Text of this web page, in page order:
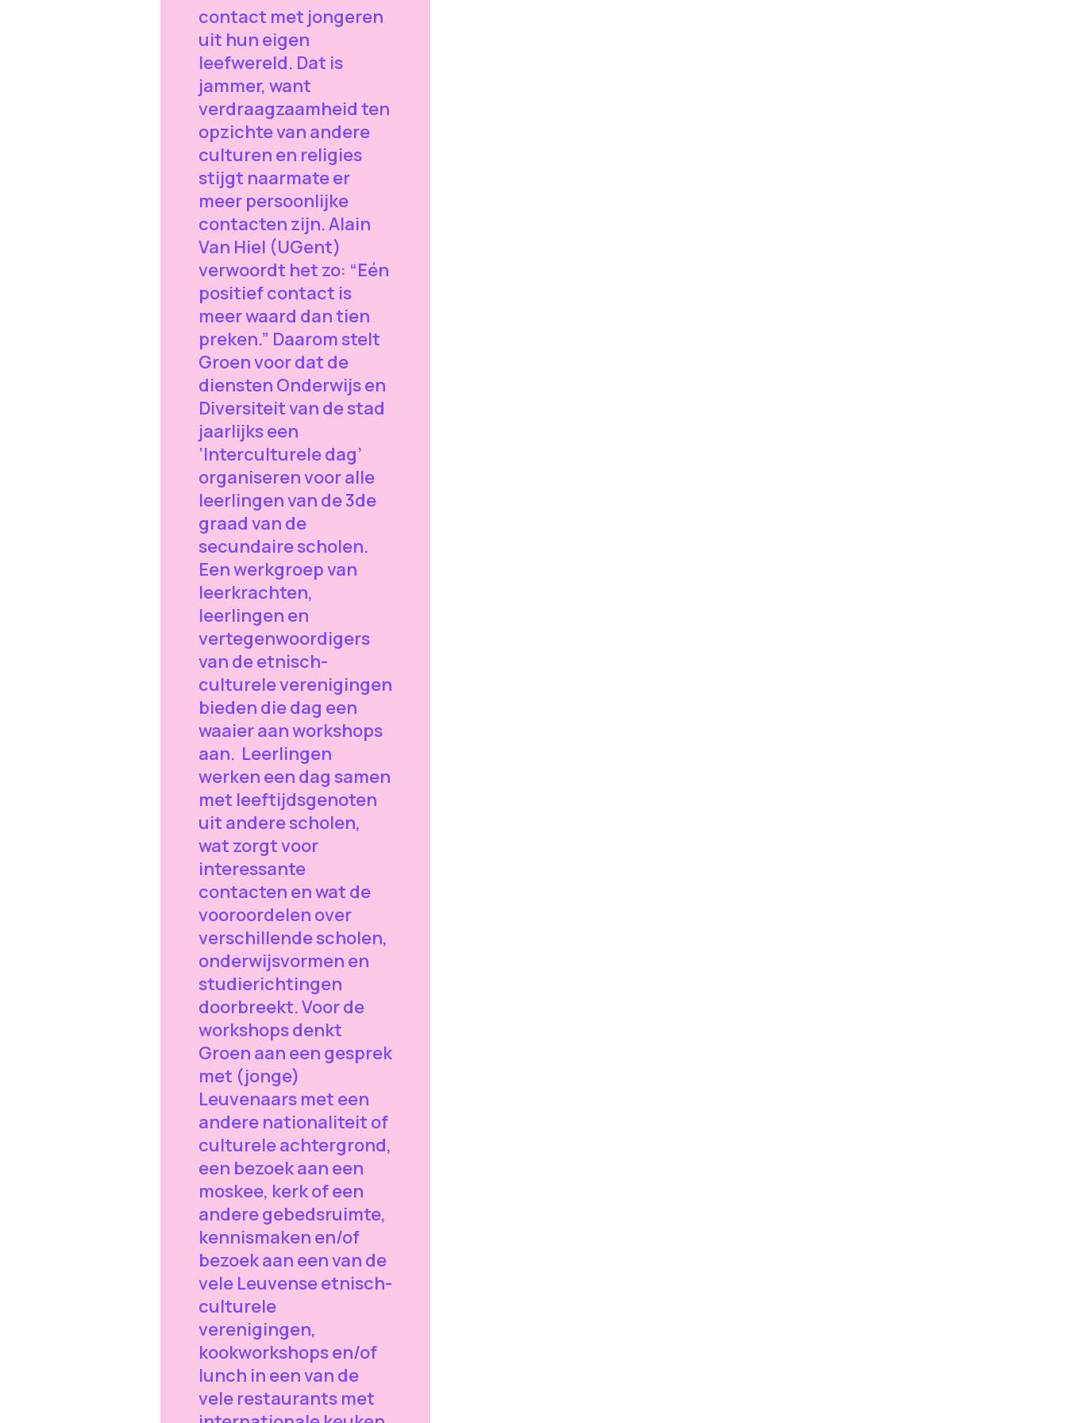
contact met jongeren
uit hun eigen
leefwereld. Dat is
jammer, want
verdraagzaamheid ten
opzichte van andere
culturen en religies
stijgt naarmate er
meer persoonlijke
contacten zijn. Alain
Van Hiel (UGent)
verwoordt het zo: “Eén
positief contact is
meer waard dan tien
preken.” Daarom stelt
Groen voor dat de
diensten Onderwijs en
Diversiteit van de stad
jaarlijks een
‘Interculturele dag’
organiseren voor alle
leerlingen van de 3de
graad van de
secundaire scholen.
Een werkgroep van
leerkrachten,
leerlingen en
vertegenwoordigers
van de etnisch-
culturele verenigingen
bieden die dag een
waaier aan workshops
aan. Leerlingen
werken een dag samen
met leeftijdsgenoten
uit andere scholen,
wat zorgt voor
interessante
contacten en wat de
vooroordelen over
verschillende scholen,
onderwijsvormen en
studierichtingen
doorbreekt. Voor de
workshops denkt
Groen aan een gesprek
met (jonge)
Leuvenaars met een
andere nationaliteit of
culturele achtergrond,
een bezoek aan een
moskee, kerk of een
andere gebedsruimte,
kennismaken en/of
bezoek aan een van de
vele Leuvense etnisch-
culturele
verenigingen,
kookworkshops en/of
lunch in een van de
vele restaurants met